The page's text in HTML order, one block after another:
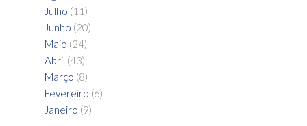
Julho (11)
Junho (20)
Maio (24)
Abril (43)
Março (8)
Fevereiro (6)
Janeiro (9)